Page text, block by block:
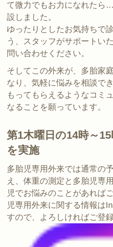
て微力でもお力になれたら
設しました。
ゆったりとしたお気持ちで
う、スタッフがサポートい
問い合わせください。
そしてこの外来が、多胎家
なり、気軽に悩みを相談で
もってもらえるようなコミ
なることを願っています。
第1木曜日の14時～
を実施
多胎児専用外来では通常の
え、体重の測定と多胎児専
児でお悩みのことがあれば
児専用外来に関する情報は
すので、よろしければご登録